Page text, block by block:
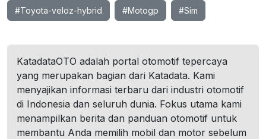
#Toyota-veloz-hybrid #Motogp #Sim
KatadataOTO adalah portal otomotif tepercaya
yang merupakan bagian dari Katadata. Kami
menyajikan informasi terbaru dari industri otomotif
di Indonesia dan seluruh dunia. Fokus utama kami
menampilkan berita dan panduan otomotif untuk
membantu Anda memilih mobil dan motor sebelum